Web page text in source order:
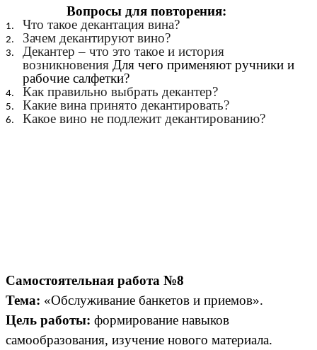
Вопросы для повторения:
Что такое декантация вина?
Зачем декантируют вино?
Декантер – что это такое и история
возникновения Для чего применяют ручники и
рабочие салфетки?
Как правильно выбрать декантер?
Какие вина принято декантировать?
Какое вино не подлежит декантированию?
Самостоятельная работа №8
Тема: «Обслуживание банкетов и приемов».
Цель работы: формирование навыков
самообразования, изучение нового материала.